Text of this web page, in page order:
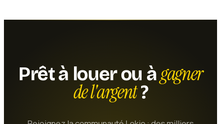
Prêt à louer ou àgagner
de l'argent?